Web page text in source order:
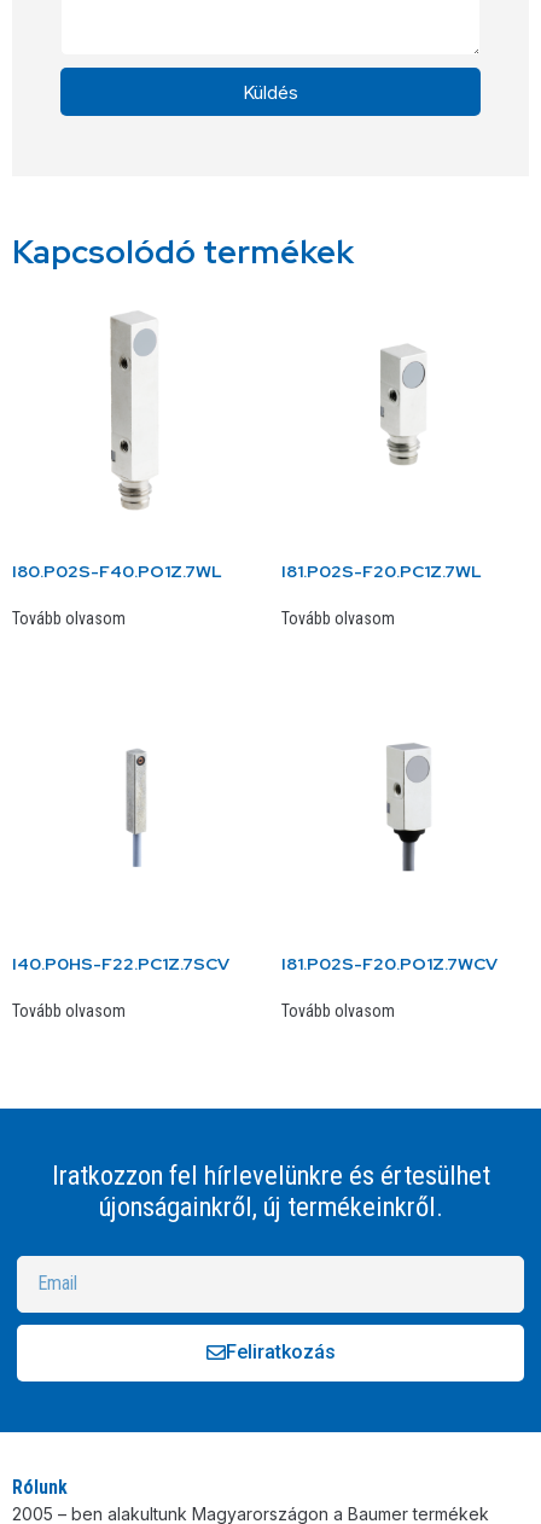
Küldés
Kapcsolódó termékek
I80.P02S-F40.PO1Z.7WL
Tovább olvasom
I81.P02S-F20.PC1Z.7WL
Tovább olvasom
I40.P0HS-F22.PC1Z.7SCV
Tovább olvasom
I81.P02S-F20.PO1Z.7WCV
Tovább olvasom
Iratkozzon fel hírlevelünkre és értesülhet
újonságainkről, új termékeinkről.
Feliratkozás
Rólunk
2005 – ben alakultunk Magyarországon a Baumer termékek